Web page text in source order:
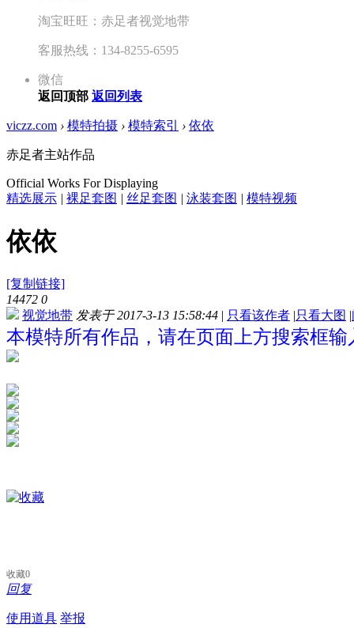
淘宝旺旺：赤足者视觉地带
客服热线：134-8255-6595
微信
返回顶部 返回列表
viczz.com › 模特拍摄 › 模特索引 › 依依
赤足者主站作品
Official Works For Displaying
精选展示 | 裸足套图 | 丝足套图 | 泳装套图 | 模特视频
依依
[复制链接]
14472 0
视觉地带 发表于 2017-3-13 15:58:44 | 只看该作者 |只看大图 |
本模特所有作品，请在页面上方搜索框输
收藏0
回复
使用道具 举报